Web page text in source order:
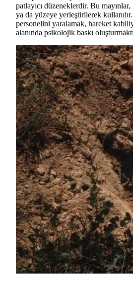
patlayıcı düzeneklerdir. Bu
ya da yüzeye yerleştirilerek
personelini yaralamak, hareket
alanında psikolojik baskı